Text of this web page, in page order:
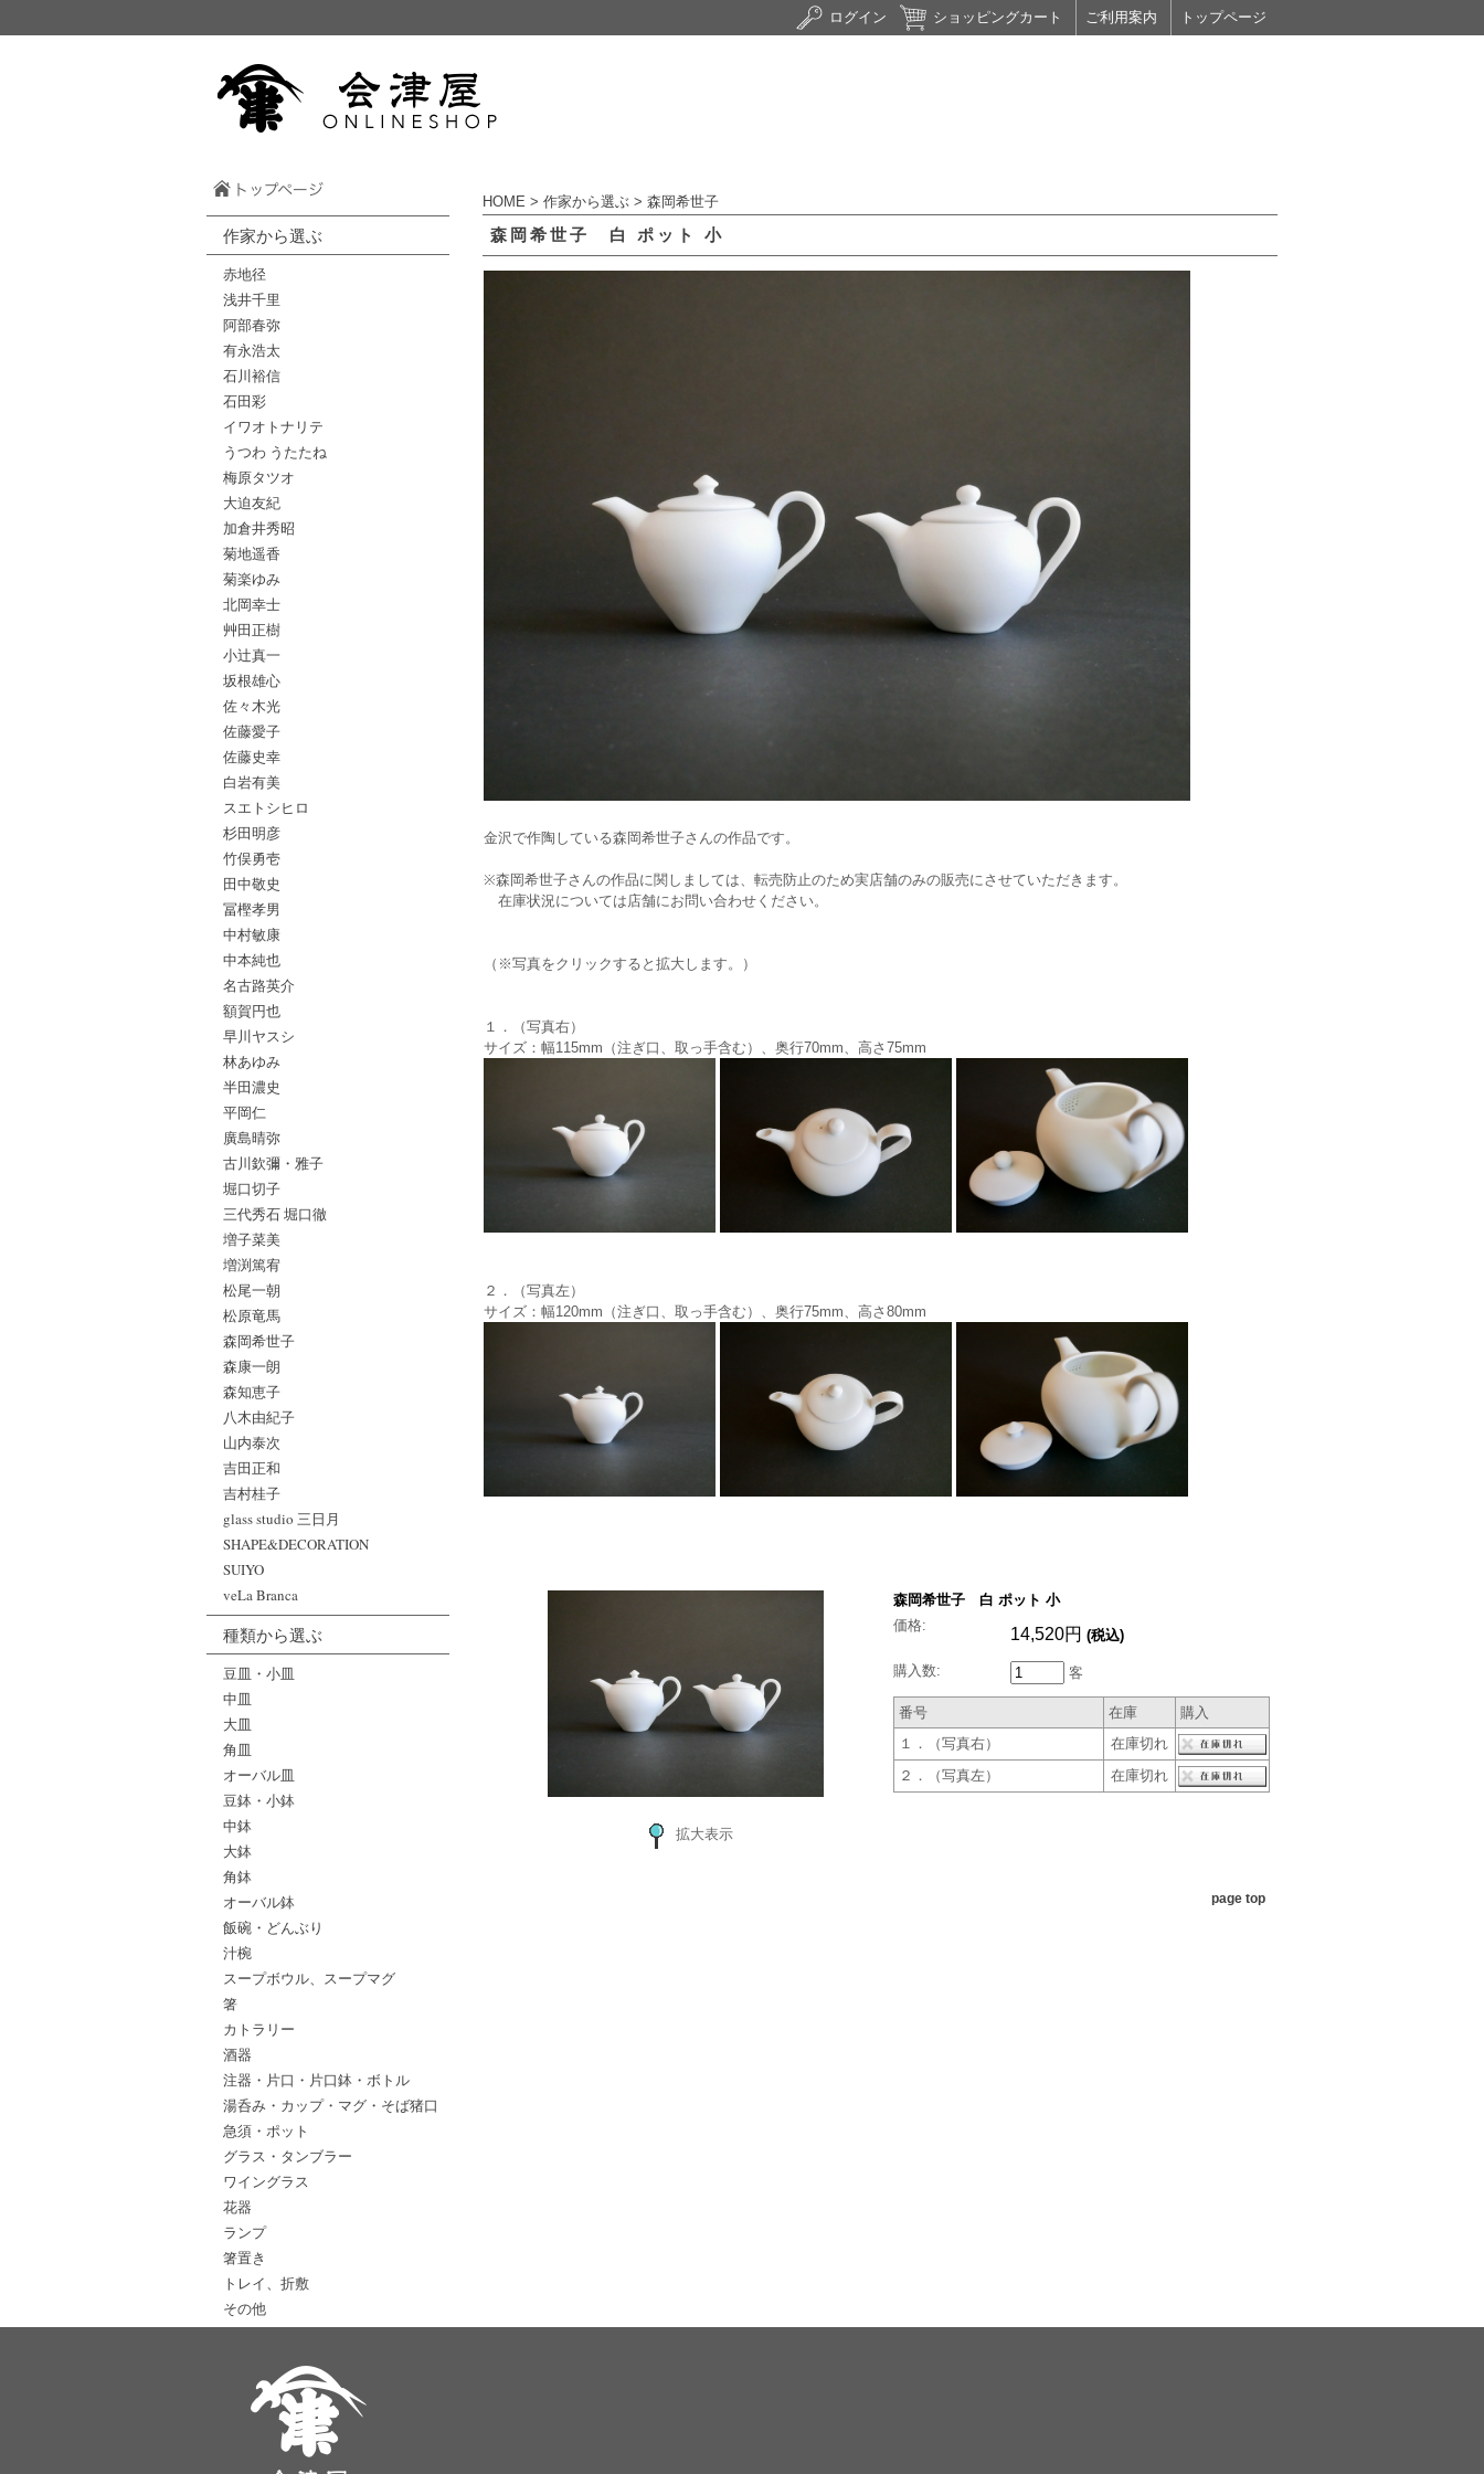
ログイン ショッピングカート ご利用案内 トップページ
作家から選ぶ
赤地径
浅井千里
阿部春弥
有永浩太
石川裕信
石田彩
イワオトナリテ
うつわ うたたね
梅原タツオ
大迫友紀
加倉井秀昭
菊地遥香
菊楽ゆみ
北岡幸士
艸田正樹
小辻真一
坂根雄心
佐々木光
佐藤愛子
佐藤史幸
白岩有美
スエトシヒロ
杉田明彦
竹俣勇壱
田中敬史
冨樫孝男
中村敏康
中本純也
名古路英介
額賀円也
早川ヤスシ
林あゆみ
半田濃史
平岡仁
廣島晴弥
古川欽彌・雅子
堀口切子
三代秀石 堀口徹
増子菜美
増渕篤宥
松尾一朝
松原竜馬
森岡希世子
森康一朗
森知恵子
八木由紀子
山内泰次
吉田正和
吉村桂子
glass studio 三日月
SHAPE&DECORATION
SUIYO
veLa Branca
種類から選ぶ
豆皿・小皿
中皿
大皿
角皿
オーバル皿
豆鉢・小鉢
中鉢
大鉢
角鉢
オーバル鉢
飯碗・どんぶり
汁椀
スープボウル、スープマグ
箸
カトラリー
酒器
注器・片口・片口鉢・ボトル
湯呑み・カップ・マグ・そば猪口
急須・ポット
グラス・タンブラー
ワイングラス
花器
ランプ
箸置き
トレイ、折敷
その他
HOME > 作家から選ぶ > 森岡希世子
森岡希世子 白 ポット 小
金沢で作陶している森岡希世子さんの作品です。
※森岡希世子さんの作品に関しましては、転売防止のため実店舗のみの販売にさせていただきます。
在庫状況については店舗にお問い合わせください。
（※写真をクリックすると拡大します。）
１．（写真右）
サイズ：幅115mm（注ぎ口、取っ手含む）、奥行70mm、高さ75mm
２．（写真左）
サイズ：幅120mm（注ぎ口、取っ手含む）、奥行75mm、高さ80mm
拡大表示
森岡希世子 白 ポット 小
価格:
14,520円 (税込)
購入数: 客
番号 在庫
購入
１．（写真右）
在庫切れ
２．（写真左）
在庫切れ
page top